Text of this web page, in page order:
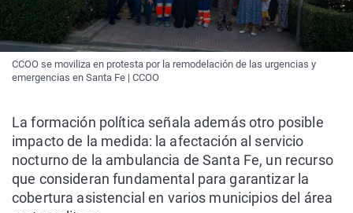
CCOO se moviliza en protesta por la remodelación de las urgencias y
emergencias en Santa Fe | CCOO
La formación política señala además otro posible
impacto de la medida: la afectación al servicio
nocturno de la ambulancia de Santa Fe, un recurso
que consideran fundamental para garantizar la
cobertura asistencial en varios municipios del área